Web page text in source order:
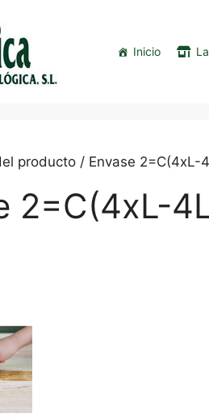
Inicio
producto / Envase 2=C(4xL-
2=C(4xL-